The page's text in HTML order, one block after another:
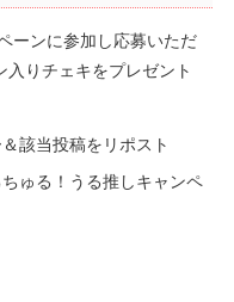
ーンに参加し応募いただ
りチェキをプレゼント
該当投稿をリポスト